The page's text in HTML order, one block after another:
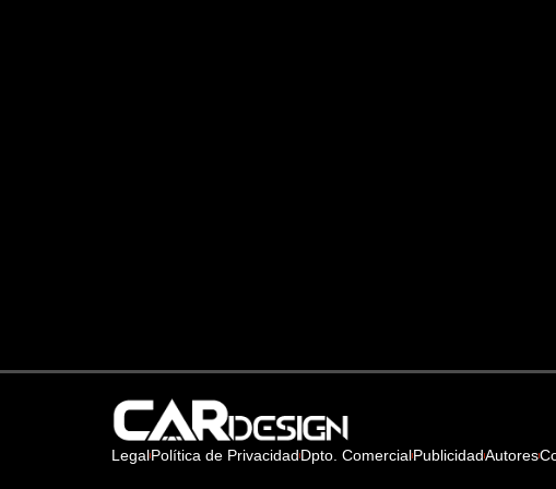
LegalPolítica de PrivacidadDpto. ComercialPublicidadAutores